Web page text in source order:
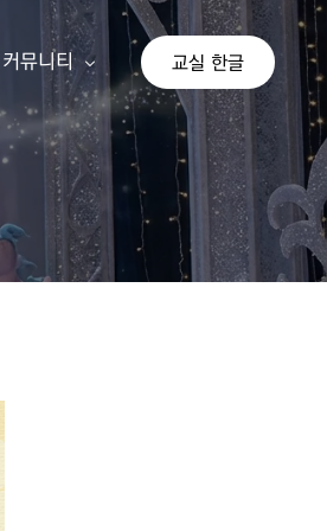
커뮤니티
공지사항
자유게시판
기존 게시판
교실 한글